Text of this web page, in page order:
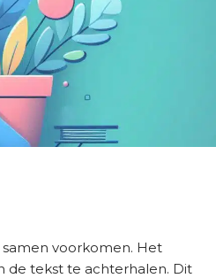
voorkomen. Het
de tekst te achterhalen. Dit